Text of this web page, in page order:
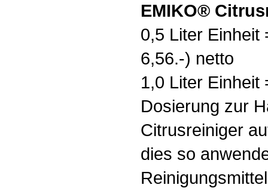
EMIKO®
0,5 Liter Einheit
6,56.-) netto
1,0 Liter Einheit
Dosierung zur
Citrusreiniger
dies so